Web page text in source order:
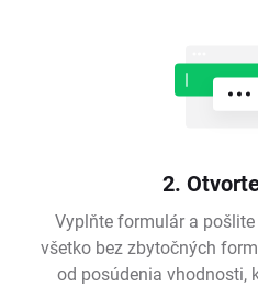
2.
Vyplňte formulár a
všetko bez zbytočných
od posúdenia vhodnosti,